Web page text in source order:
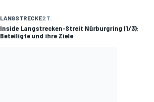
LANGSTRECKE2 T.
Inside Langstrecken-Streit Nürburgring (1/3):
Beteiligte und ihre Ziele